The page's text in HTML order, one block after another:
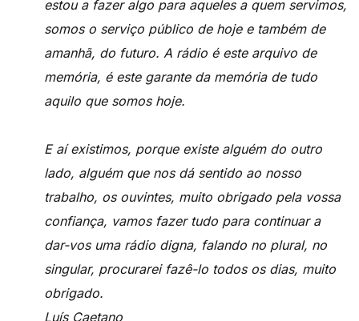
estou a fazer algo para aqueles a quem servimos,
somos o serviço público de hoje e também de
amanhã, do futuro. A rádio é este arquivo de
memória, é este garante da memória de tudo
aquilo que somos hoje.
E aí existimos, porque existe alguém do outro
lado, alguém que nos dá sentido ao nosso
trabalho, os ouvintes, muito obrigado pela vossa
confiança, vamos fazer tudo para continuar a
dar-vos uma rádio digna, falando no plural, no
singular, procurarei fazê-lo todos os dias, muito
obrigado.
Luís Caetano